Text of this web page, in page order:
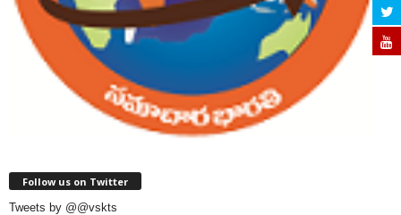
Follow us on Twitter
Tweets by @@vskts